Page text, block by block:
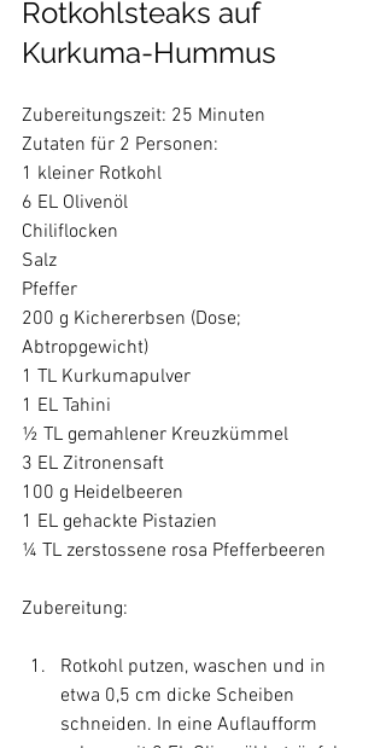
Rotkohlsteaks auf
Kurkuma-Hummus
Zubereitungszeit: 25 Minuten
Zutaten für 2 Personen:
1 kleiner Rotkohl
6 EL Olivenöl
Chiliflocken
Salz
Pfeffer
200 g Kichererbsen (Dose;
Abtropgewicht)
1 TL Kurkumapulver
1 EL Tahini
½ TL gemahlener Kreuzkümmel
3 EL Zitronensaft
100 g Heidelbeeren
1 EL gehackte Pistazien
¼ TL zerstossene rosa Pfefferbeeren
Rotkohl putzen, waschen und in
etwa 0,5 cm dicke Scheiben
schneiden. In eine Auflaufform